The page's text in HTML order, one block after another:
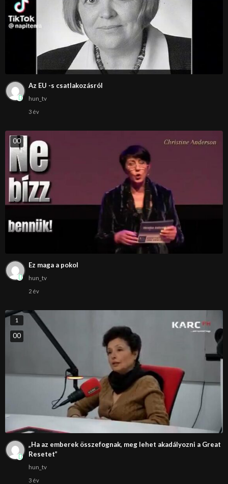
Az EU -s csatlakozásról
hun_tv
3 év
00
Ez maga a pokol
hun_tv
2 év
1
00
„Ha az emberek összefognak, meg lehet akadályozni a Great
Resetet”
hun_tv
3 év